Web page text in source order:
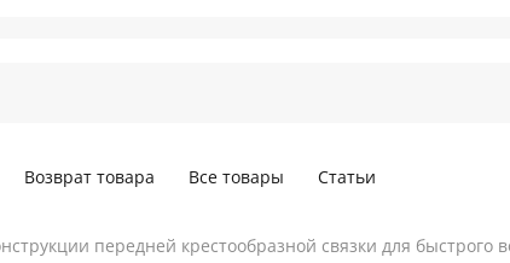
Возврат товара Все товары Статьи
передней крестообразной связки для быстрого